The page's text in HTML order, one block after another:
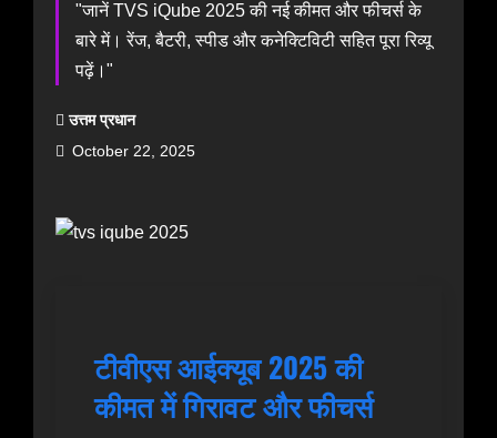
"जानें TVS iQube 2025 की नई कीमत और फीचर्स के
बारे में। रेंज, बैटरी, स्पीड और कनेक्टिविटी सहित पूरा रिव्यू
पढ़ें।"
उत्तम प्रधान
October 22, 2025
टीवीएस आईक्यूब 2025 की
कीमत में गिरावट और फीचर्स